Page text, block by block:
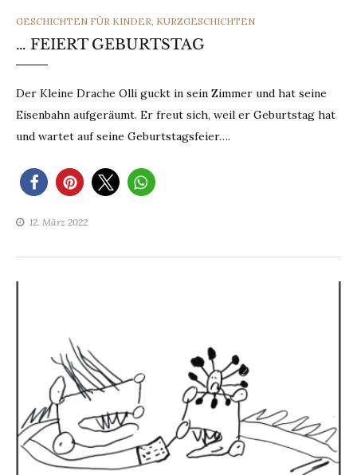
GESCHICHTEN FÜR KINDER, KURZGESCHICHTEN
… FEIERT GEBURTSTAG
Der Kleine Drache Olli guckt in sein Zimmer und hat seine
Eisenbahn aufgeräumt. Er freut sich, weil er Geburtstag hat
und wartet auf seine Geburtstagsfeier….
12. März 2022